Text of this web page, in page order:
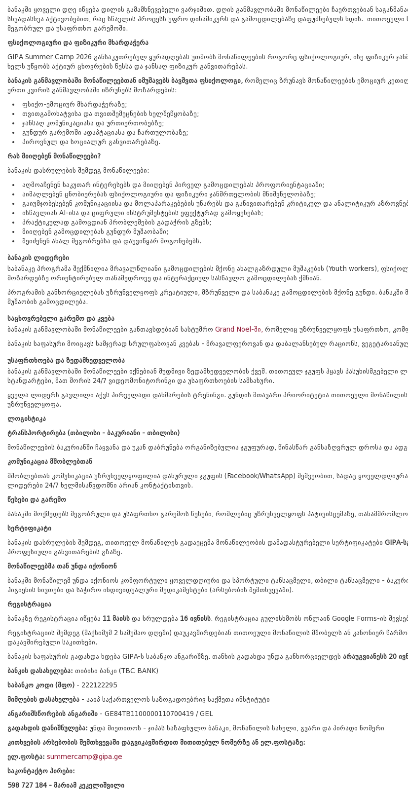
ბანაკში ყოველი დღე იწყება დილის გამამხნევებელი ვარჯიშით. დღის განმავლობაში მონაწილეები ჩაერთვებიან
სხვადასხვა აქტივობებით, რაც სწავლის პროცესს უფრო დინამიკურს და გამოცდილებაზე დაფუძნებულს ხდის.
მეგობრულ და უსაფრთხო გარემოში.
ფსიქოლოგიური და ფიზიკური მხარდაჭერა
GIPA Summer Camp 2026 განსაკუთრებულ ყურადღებას უთმობს მონაწილეების როგორც ფსიქოლოგიურ, ისე ფიზიკურ
ხელს უწყობს აქტიურ ცხოვრების წესსა და ჯანსაღ ფიზიკურ განვითარებას.
ბანაკის განმავლობაში მონაწილეებთან იმუშავებს ბავშვთა ფსიქოლოგი, რომელიც ზრუნავს მონაწილეების ემოციურ
ერთი კვირის განმავლობაში იზრუნებს მოზარდების:
ფსიქო-ემოციურ მხარდაჭერაზე;
თვითგამოხატვისა და თვითშემეცნების ხელშეწყობაზე;
ჯანსაღ კომუნიკაციასა და ურთიერთობებზე;
გუნდურ გარემოში ადაპტაციასა და ჩართულობაზე;
პიროვნულ და სოციალურ განვითარებაზე.
რას მიიღებენ მონაწილეები?
ბანაკის დასრულების შემდეგ მონაწილეები:
აღმოაჩენენ საკუთარ ინტერესებს და მიიღებენ პირველ გამოცდილებას პროფორიენტაციაში;
აიმაღლებენ ცნობიერებას ფსიქოლოგიური და ფიზიკური ჯანმრთელობის მნიშვნელობაზე;
გაიუმჯობესებენ კომუნიკაციისა და მოლაპარაკებების უნარებს და განივითარებენ კრიტიკულ და ანალიტიკურ
ისწავლიან AI-ისა და ციფრული ინსტრუმენტების ეფექტურად გამოყენებას;
პრაქტიკულად გამოცდიან პრობლემების გადაჭრის გზებს;
მიიღებენ გამოცდილებას გუნდურ მუშაობაში;
შეიძენენ ახალ მეგობრებსა და დაუვიწყარ მოგონებებს.
ბანაკის ლიდერები
საბანაკე პროგრამა შექმნილია მრავალწლიანი გამოცდილების მქონე ახალგაზრდული მუშაკების (Youth workers),
მოზარდებზე ორიენტირებულ თანამედროვე და ინტერაქციულ სასწავლო გამოცდილებას ქმნიან.
პროგრამის განხორციელებას უზრუნველყოფს კრეატიული, მზრუნველი და საბანაკე გამოცდილების მქონე გუნდი.
მუშაობის გამოცდილება.
საცხოვრებელი გარემო და კვება
ბანაკის განმავლობაში მონაწილეები განთავსდებიან სასტუმრო Grand Noel-ში, რომელიც უზრუნველყოფს უსაფრთხო,
ბანაკის საფასური მოიცავს სამჯერად სრულფასოვან კვებას - მრავალფეროვან და დაბალანსებულ რაციონს,
უსაფრთხოება და ზედამხედველობა
ბანაკის განმავლობაში მონაწილეები იქნებიან მუდმივი ზედამხედველობის ქვეშ. თითოეულ ჯგუფს ჰყავს
სტანდარტები, მათ შორის 24/7 ვიდეომონიტორინგი და უსაფრთხოების სამსახური.
ყველა ლიდერს გავლილი აქვს პირველადი დახმარების ტრენინგი. გუნდის მთავარი პრიორიტეტია თითოეული
უზრუნველყოფა.
ლოგისტიკა
ტრანსპორტირება (თბილისი - ბაკურიანი - თბილისი)
მონაწილეების ბაკურიანში ჩაყვანა და უკან დაბრუნება ორგანიზებულია ჯგუფურად, წინასწარ განსაზღვრულ დროსა
კომუნიკაცია მშობლებთან
მშობლებთან კომუნიკაცია უზრუნველყოფილია დახურული ჯგუფის (Facebook/WhatsApp) მეშვეობით, სადაც
ლიდერები 24/7 ხელმისაწვდომნი არიან კონტაქტისთვის.
წესები და გარემო
ბანაკში მოქმედებს მეგობრული და უსაფრთხო გარემოს წესები, რომლებიც უზრუნველყოფს პატივისცემაზე,
სერტიფიკატი
ბანაკის დასრულების შემდეგ, თითოეულ მონაწილეს გადაეცემა მონაწილეობის დამადასტურებელი სერტიფიკატები GIPA-
პროფესიული განვითარების გზაზე.
მონაწილეებმა თან უნდა იქონიონ
ბანაკში მონაწილემ უნდა იქონიოს კომფორტული ყოველდღიური და სპორტული ტანსაცმელი, თბილი ტანსაცმელი -
ჰიგიენის ნივთები და საჭირო ინდივიდუალური მედიკამენტები (არსებობის შემთხვევაში).
რეგისტრაცია
ბანაკზე რეგისტრაცია იწყება 11 მაისს და სრულდება 16 ივნისს. რეგისტრაცია გულისხმობს ონლაინ Google Forms-ის
რეგისტრაციის შემდეგ (მაქსიმუმ 2 სამუშაო დღეში) დაუკავშირდებიან თითოეული მონაწილის მშობელს ან კანონიერ
დაკავშირებული საკითხები.
ბანაკის საფასურის გადახდა ხდება GIPA-ს საბანკო ანგარიშზე. თანხის გადახდა უნდა განხორციელდეს არაუგვიანესს 20
ბანკის დასახელება: თიბისი ბანკი (TBC BANK)
საბანკო კოდი (მფო) - 222122295
მიმღების დასახელება - ააიპ საქართველოს საზოგადოებრივ საქმეთა ინსტიტუტი
ანგარიშსწორების ანგარიში - GE84TB1100000110700419 / GEL
გადახდის დანიშნულება: უნდა მიეთითოს - ჯიპას საზაფხულო ბანაკი, მონაწილის სახელი, გვარი და პირადი ნომერი
კითხვების არსებობის შემთხვევაში დაგვიკავშირდით მითითებულ ნომერზე ან ელ.ფოსტაზე:
ელ.ფოსტა: summercamp@gipa.ge
საკონტაქტო პირები:
598 727 184 - მარიამ კეკელიშვილი